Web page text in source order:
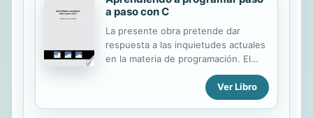
a paso con C
La presente obra pretende dar
respuesta a las inquietudes actuales
en la materia de programación. El
objetivo es sentar las bases para un
desarrollo personal y profesional en
el tema. El proceso es explicado
Ver Libro